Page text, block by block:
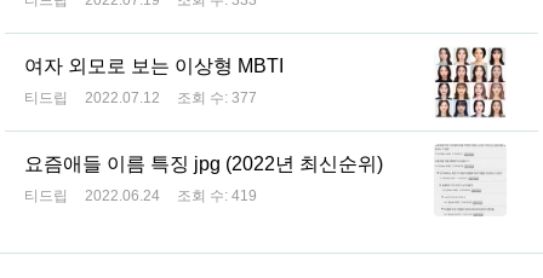
여자 외모로 보는 이상형 MBTI
티드립 2022.07.12 조회 수: 377
요즘애들 이름 특징 jpg (2022년 최신순위)
티드립 2022.06.24 조회 수: 419